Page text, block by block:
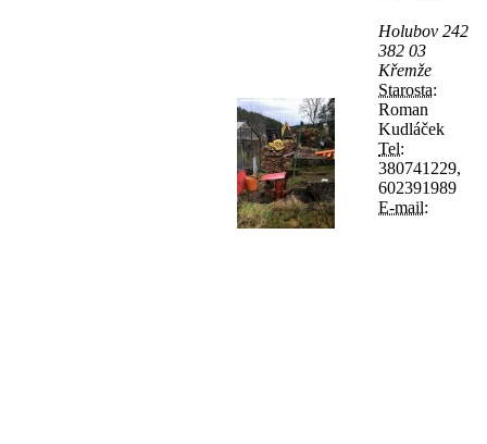
Holubov 242
382 03
Křemže
Starosta:
Roman
Kudláček
Tel:
380741229,
602391989
E-mail: